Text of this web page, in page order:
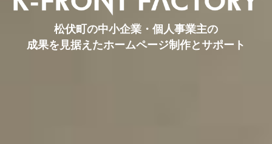
松伏町の中小企業・個人事業主の
成果を見据えたホームページ制作とサポート